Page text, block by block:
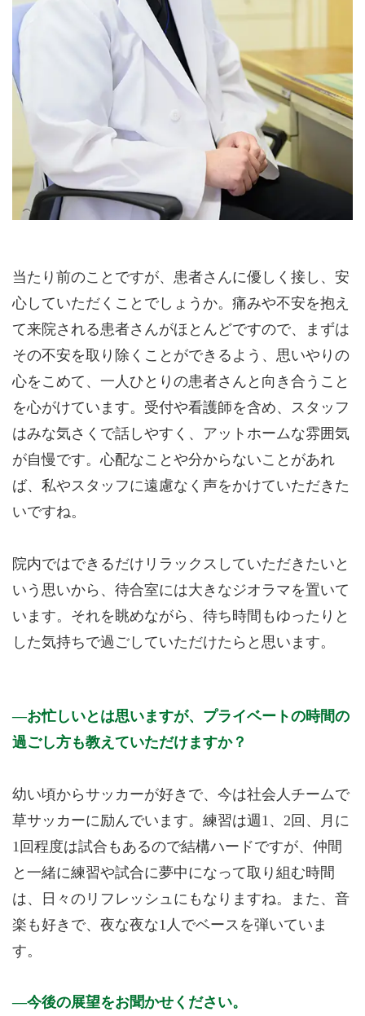
当たり前のことですが、患者さんに優しく接し、安
心していただくことでしょうか。痛みや不安を抱え
て来院される患者さんがほとんどですので、まずは
その不安を取り除くことができるよう、思いやりの
心をこめて、一人ひとりの患者さんと向き合うこと
を心がけています。受付や看護師を含め、スタッフ
はみな気さくで話しやすく、アットホームな雰囲気
が自慢です。心配なことや分からないことがあれ
ば、私やスタッフに遠慮なく声をかけていただきた
いですね。
院内ではできるだけリラックスしていただきたいと
いう思いから、待合室には大きなジオラマを置いて
います。それを眺めながら、待ち時間もゆったりと
した気持ちで過ごしていただけたらと思います。
お忙しいとは思いますが、プライベートの時間の
過ごし方も教えていただけますか？
幼い頃からサッカーが好きで、今は社会人チームで
草サッカーに励んでいます。練習は週1、2回、月に
1回程度は試合もあるので結構ハードですが、仲間
と一緒に練習や試合に夢中になって取り組む時間
は、日々のリフレッシュにもなりますね。また、音
楽も好きで、夜な夜な1人でベースを弾いていま
す。
今後の展望をお聞かせください。